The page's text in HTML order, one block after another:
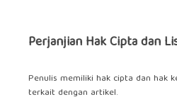
Perjanjian Hak Cipta dan
Penulis memiliki hak cipta dan hak
terkait dengan artikel.